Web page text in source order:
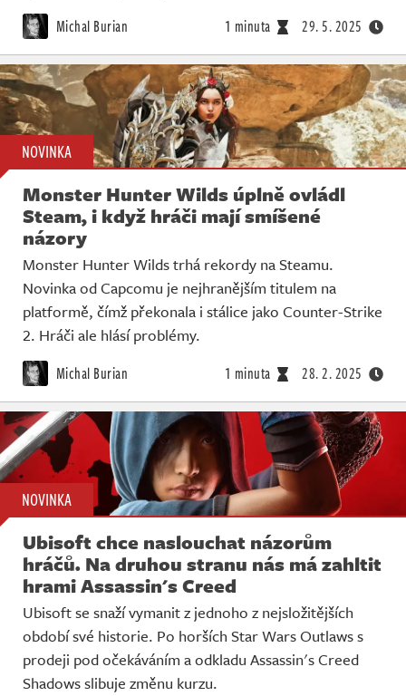
Michal Burian 1 minuta 29. 5. 2025
NOVINKA
Monster Hunter Wilds úplně ovládl
Steam, i když hráči mají smíšené
názory
Monster Hunter Wilds trhá rekordy na Steamu.
Novinka od Capcomu je nejhranějším titulem na
platformě, čímž překonala i stálice jako Counter-Strike
2. Hráči ale hlásí problémy.
Michal Burian 1 minuta 28. 2. 2025
NOVINKA
Ubisoft chce naslouchat názorům
hráčů. Na druhou stranu nás má zahltit
hrami Assassin's Creed
Ubisoft se snaží vymanit z jednoho z nejsložitějších
období své historie. Po horších Star Wars Outlaws s
prodeji pod očekáváním a odkladu Assassin's Creed
Shadows slibuje změnu kurzu.